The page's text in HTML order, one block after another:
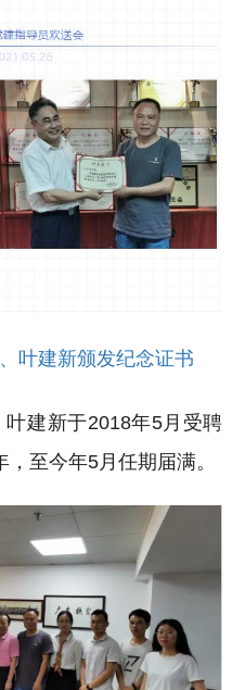
叶建新颁发纪念证书
叶建新于2018年5月受聘
至今年5月任期届满。